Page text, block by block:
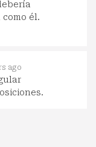
él.
ago